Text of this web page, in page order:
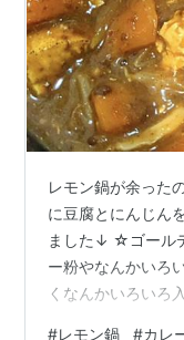
レモン鍋が余った
に豆腐とにんじん
ました↓ ☆ゴール
ー粉やなんかいろ
くなんかいろいろ
#レモン鍋 #カレ